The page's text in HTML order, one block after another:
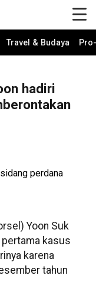
Travel & Budaya
hadiri
Yoon Suk
pertama kasus
karena
tahun